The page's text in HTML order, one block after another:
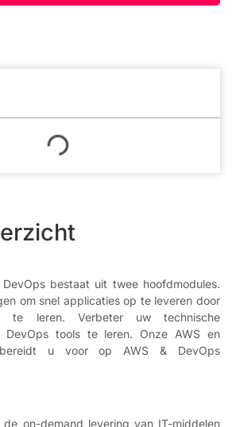
bestaat uit twee hoofdmodules.
om snel applicaties op te leveren door
te leren. Verbeter uw technische
DevOps tools te leren. Onze AWS en
u voor op AWS & DevOps
on-demand levering van IT-middelen